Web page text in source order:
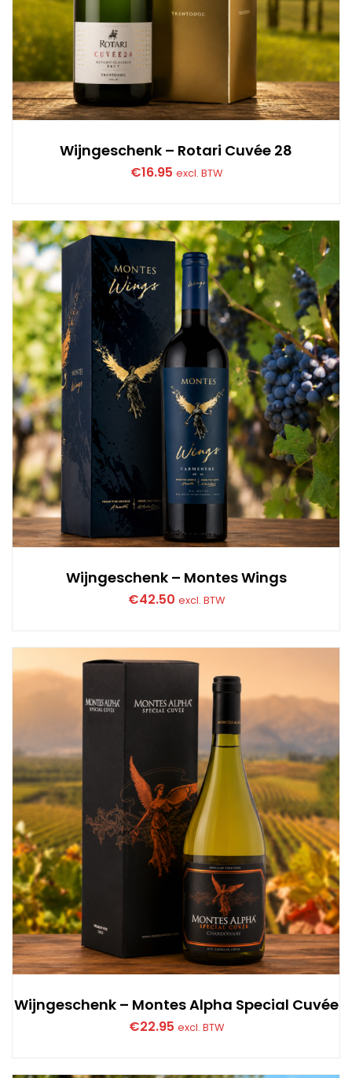
Wijngeschenk – Rotari Cuvée 28
€16.95 excl. BTW
Wijngeschenk – Montes Wings
€42.50 excl. BTW
Wijngeschenk – Montes Alpha Special Cuvée
€22.95 excl. BTW